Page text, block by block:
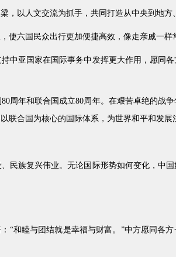
，以人文交流为抓手，共同打造从中央到地方
使六国民众出行更加便捷高效，像走亲戚一样
中亚国家在国际事务中发挥更大作用，愿同
周年和联合国成立80周年。在艰苦卓绝的战
联合国为核心的国际体系，为世界和平和发展
民族复兴伟业。无论国际形势如何变化，中
“和睦与团结就是幸福与财富。”中方愿同